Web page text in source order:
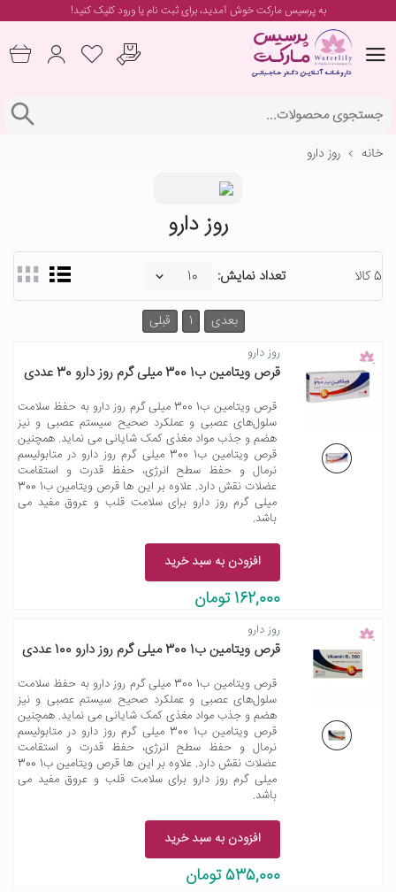
به پرسیس مارکت خوش آمدید، برایثبت نام یا ورودکلیک کنید!
خانه روز دارو
روز دارو
5 کالا تعداد نمایش:
قبلی 1 بعدی
روز دارو
قرص ویتامین ب1 300 میلی گرم روز دارو 30 عددی
قرص ویتامین ب1 300 میلی گرم روز دارو به حفظ سلامت
سلول‌های عصبی و عملکرد صحیح سیستم عصبی و نیز
هضم و جذب مواد مغذی کمک شایانی می نماید. همچنین
قرص ویتامین ب1 300 میلی گرم روز دارو در متابولیسم
نرمال و حفظ سطح انرژی، حفظ قدرت و استقامت
عضلات نقش دارد. علاوه بر این ها قرص ویتامین ب1 300
میلی گرم روز دارو برای سلامت قلب و عروق مفید می
باشد.
افزودن به سبد خرید
162,000 تومان
روز دارو
قرص ویتامین ب1 300 میلی گرم روز دارو 100 عددی
قرص ویتامین ب1 300 میلی گرم روز دارو به حفظ سلامت
سلول‌های عصبی و عملکرد صحیح سیستم عصبی و نیز
هضم و جذب مواد مغذی کمک شایانی می نماید. همچنین
قرص ویتامین ب1 300 میلی گرم روز دارو در متابولیسم
نرمال و حفظ سطح انرژی، حفظ قدرت و استقامت
عضلات نقش دارد. علاوه بر این ها قرص ویتامین ب1 300
میلی گرم روز دارو برای سلامت قلب و عروق مفید می
باشد.
افزودن به سبد خرید
535,000 تومان